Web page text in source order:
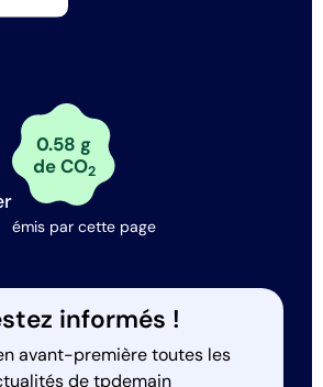
0.58 g
de CO2
émis par cette page
informés !
avant-première toutes les
de tpdemain